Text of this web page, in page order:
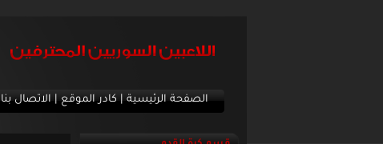
الصفحة الرئيسية|كادر الموقع|الاتصال بنا